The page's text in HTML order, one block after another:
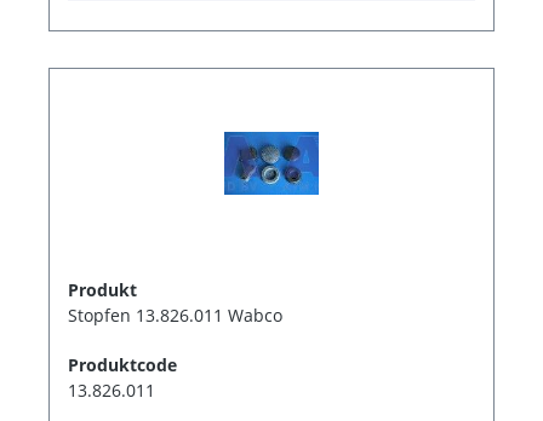
Produkt
Stopfen 13.826.011 Wabco
Produktcode
13.826.011